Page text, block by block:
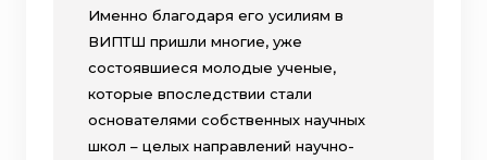
Именно благодаря его усилиям в
ВИПТШ пришли многие, уже
состоявшиеся молодые ученые,
которые впоследствии стали
основателями собственных научных
школ – целых направлений научно-